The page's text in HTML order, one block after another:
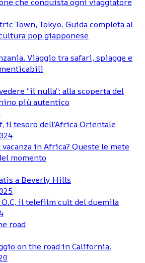
Town, Tokyo. Guida completa al
pop giapponese
Viaggio tra safari, spiagge e
“il nulla”: alla scoperta del
più autentico
il tesoro dell’Africa Orientale
in Africa? Queste le mete
momento
a Beverly Hills
il telefilm cult del duemila
road
on the road in California.